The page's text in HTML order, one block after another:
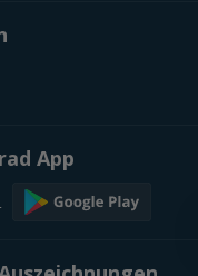
App